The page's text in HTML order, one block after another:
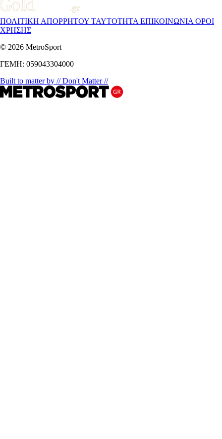
ΠΟΛΙΤΙΚΗ ΑΠΟΡΡΗΤΟΥ ΤΑΥΤΟΤΗΤΑ ΕΠΙΚΟΙΝΩΝΙΑ ΟΡΟΙ
ΧΡΗΣΗΣ
© 2026 MetroSport
ΓΕΜΗ: 059043304000
Built to matter by // Don't Matter //